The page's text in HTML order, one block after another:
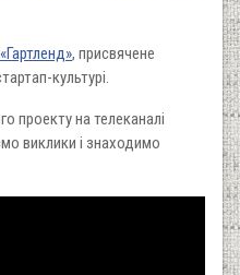
, присвячене
культурі.
проекту на телеканалі
виклики і знаходимо